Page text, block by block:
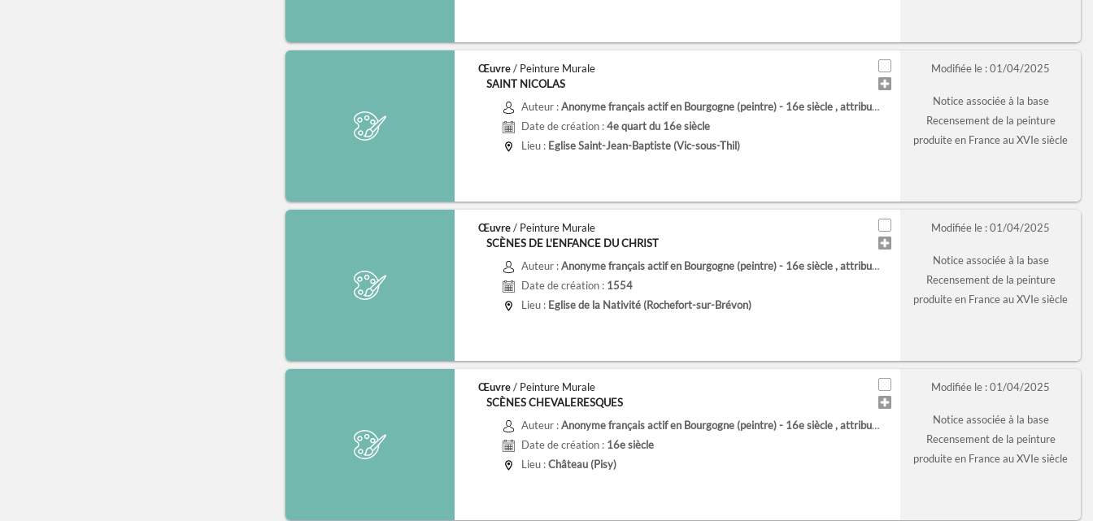
Œuvre/ Peinture Murale
SAINT NICOLAS
Auteur :Anonyme français actif en Bourgogne (peintre) - 16e siècle, attribué à
Date de création :4e quart du 16e siècle
Lieu : Eglise Saint-Jean-Baptiste (Vic-sous-Thil)
Modifiée le : 01/04/2025
Notice associée à la base
Recensement de la peinture
produite en France au XVIe siècle
Œuvre/ Peinture Murale
SCÈNES DE L'ENFANCE DU CHRIST
Auteur :Anonyme français actif en Bourgogne (peintre) - 16e siècle, attribué à
Date de création : 1554
Lieu : Eglise de la Nativité (Rochefort-sur-Brévon)
Modifiée le : 01/04/2025
Notice associée à la base
Recensement de la peinture
produite en France au XVIe siècle
Œuvre/ Peinture Murale
SCÈNES CHEVALERESQUES
Auteur :Anonyme français actif en Bourgogne (peintre) - 16e siècle, attribué à
Date de création : 16e siècle
Lieu :Château (Pisy)
Modifiée le : 01/04/2025
Notice associée à la base
Recensement de la peinture
produite en France au XVIe siècle